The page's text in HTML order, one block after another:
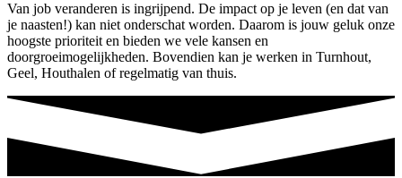
Van job veranderen is ingrijpend. De impact op je leven (en dat van
je naasten!) kan niet onderschat worden. Daarom is jouw geluk onze
hoogste prioriteit en bieden we vele kansen en
doorgroeimogelijkheden. Bovendien kan je werken in Turnhout,
Geel, Houthalen of regelmatig van thuis.